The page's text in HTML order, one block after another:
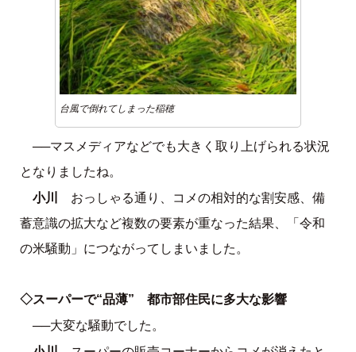
台風で倒れてしまった稲穂
──マスメディアなどでも大きく取り上げられる状況
となりましたね。
小川
おっしゃる通り、コメの相対的な割安感、備
蓄意識の拡大など複数の要素が重なった結果、「令和
の米騒動」につながってしまいました。
◇スーパーで“品薄” 都市部住民に多大な影響
──大変な騒動でした。